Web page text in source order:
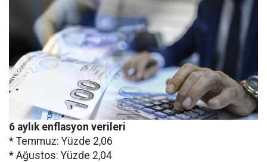
6 aylık enflasyon verileri
* Temmuz: Yüzde 2,06
* Ağustos: Yüzde 2,04